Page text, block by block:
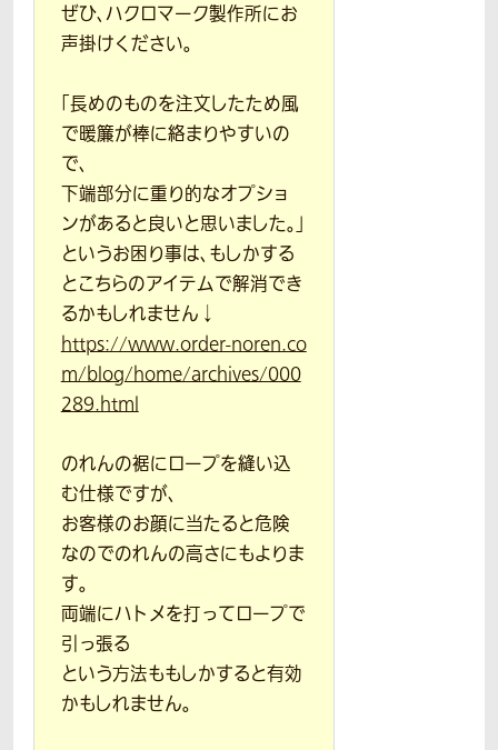
ぜひ、ハクロマーク製作所にお
声掛けください。
「長めのものを注文したため風
で暖簾が棒に絡まりやすいの
で、
下端部分に重り的なオプショ
ンがあると良いと思いました。」
というお困り事は、もしかする
とこちらのアイテムで解消でき
るかもしれません↓
https://www.order-noren.co
m/blog/home/archives/000
289.html
のれんの裾にロープを縫い込
む仕様ですが、
お客様のお顔に当たると危険
なのでのれんの高さにもよりま
す。
両端にハトメを打ってロープで
引っ張る
という方法ももしかすると有効
かもしれません。